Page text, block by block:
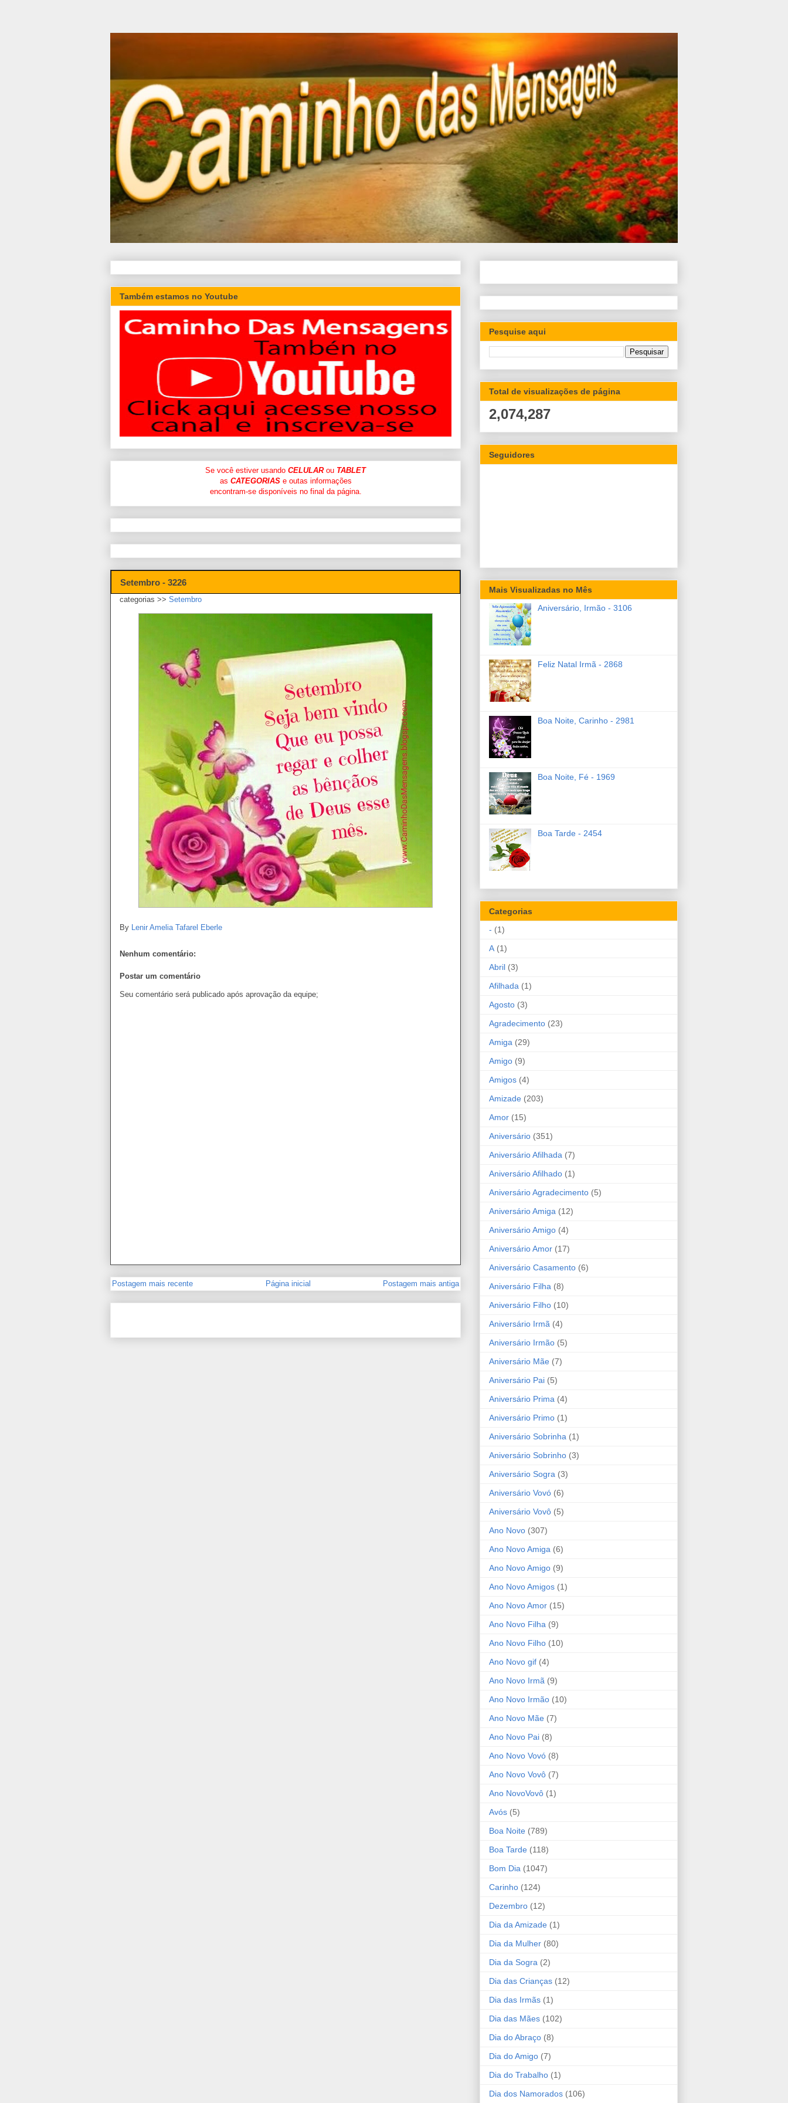
Também estamos no Youtube
Se você estiver usando CELULARou TABLET
as CATEGORIASe outas informações
encontram-se disponíveis no final da página.
Setembro - 3226
categorias >> Setembro
By Lenir Amelia Tafarel Eberle
Nenhum comentário:
Postar um comentário
Seu comentário será publicado após aprovação da equipe;
Postagem mais recente Postagem mais antiga
Página inicial
Pesquise aqui
Total de visualizações de página
2,074,287
Seguidores
Mais Visualizadas no Mês
Aniversário, Irmão - 3106
Feliz Natal Irmã - 2868
Boa Noite, Carinho - 2981
Boa Noite, Fé - 1969
Boa Tarde - 2454
Categorias
- (1)
A (1)
Abril (3)
Afilhada (1)
Agosto (3)
Agradecimento (23)
Amiga (29)
Amigo (9)
Amigos (4)
Amizade (203)
Amor (15)
Aniversário (351)
Aniversário Afilhada (7)
Aniversário Afilhado (1)
Aniversário Agradecimento (5)
Aniversário Amiga (12)
Aniversário Amigo (4)
Aniversário Amor (17)
Aniversário Casamento (6)
Aniversário Filha (8)
Aniversário Filho (10)
Aniversário Irmã (4)
Aniversário Irmão (5)
Aniversário Mãe (7)
Aniversário Pai (5)
Aniversário Prima (4)
Aniversário Primo (1)
Aniversário Sobrinha (1)
Aniversário Sobrinho (3)
Aniversário Sogra (3)
Aniversário Vovó (6)
Aniversário Vovô (5)
Ano Novo (307)
Ano Novo Amiga (6)
Ano Novo Amigo (9)
Ano Novo Amigos (1)
Ano Novo Amor (15)
Ano Novo Filha (9)
Ano Novo Filho (10)
Ano Novo gif (4)
Ano Novo Irmã (9)
Ano Novo Irmão (10)
Ano Novo Mãe (7)
Ano Novo Pai (8)
Ano Novo Vovó (8)
Ano Novo Vovô (7)
Ano NovoVovô (1)
Avós (5)
Boa Noite (789)
Boa Tarde (118)
Bom Dia (1047)
Carinho (124)
Dezembro (12)
Dia da Amizade (1)
Dia da Mulher (80)
Dia da Sogra (2)
Dia das Crianças (12)
Dia das Irmãs (1)
Dia das Mães (102)
Dia do Abraço (8)
Dia do Amigo (7)
Dia do Trabalho (1)
Dia dos Namorados (106)